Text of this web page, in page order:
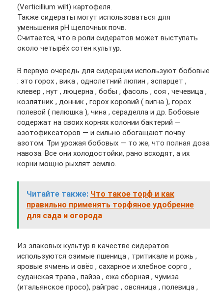
(Verticillium wilt) картофеля.
Также сидераты могут использоваться для
уменьшения рН щелочных почв.
Считается, что в роли сидератов может выступать
около четырёх сотен культур.
В первую очередь для сидерации используют бобовые
: это горох , вика , однолетний люпин , эспарцет ,
клевер , нут , люцерна , бобы , фасоль , соя , чечевица ,
козлятник , донник , горох коровий ( вигна ), горох
полевой ( пелюшка ), чина , сераделла и др. Бобовые
содержат на своих корнях колонии бактерий —
азотофиксаторов — и сильно обогащают почву
азотом. Три урожая бобовых — то же, что полная доза
навоза. Все они холодостойки, рано всходят, а их
корни мощно рыхлят землю.
Читайте также: Что такое торф и как
правильно применять торфяное удобрение
для сада и огорода
Из злаковых культур в качестве сидератов
используются озимые пшеница , тритикале и рожь ,
яровые ячмень и овёс , сахарное и хлебное сорго ,
суданская трава , пайза , ежа сборная , чумиза
(итальянское просо), райграс , овсяница , полевица ,